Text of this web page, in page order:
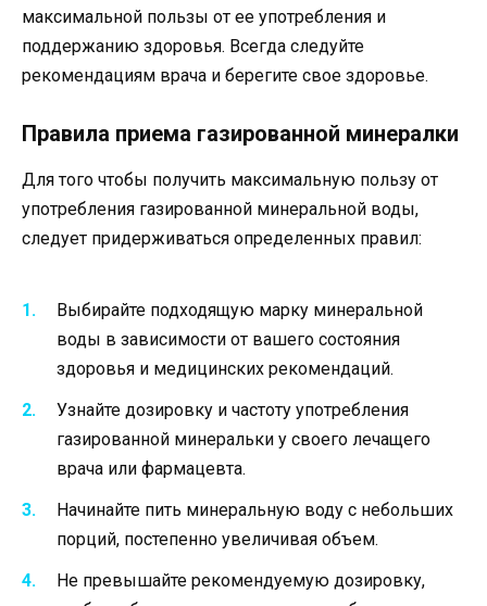
максимальной пользы от ее употребления и
поддержанию здоровья. Всегда следуйте
рекомендациям врача и берегите свое здоровье.
Правила приема газированной минералки
Для того чтобы получить максимальную пользу от
употребления газированной минеральной воды,
следует придерживаться определенных правил:
Выбирайте подходящую марку минеральной
воды в зависимости от вашего состояния
здоровья и медицинских рекомендаций.
Узнайте дозировку и частоту употребления
газированной минеральки у своего лечащего
врача или фармацевта.
Начинайте пить минеральную воду с небольших
порций, постепенно увеличивая объем.
Не превышайте рекомендуемую дозировку,